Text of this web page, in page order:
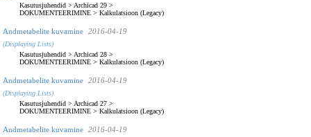
Kasutusjuhendid > Archicad 29 >
DOKUMENTEERIMINE > Kalkulatsioon (Legacy)
Andmetabelite kuvamine 2016-04-19
(Displaying Lists)
Kasutusjuhendid > Archicad 28 >
DOKUMENTEERIMINE > Kalkulatsioon (Legacy)
Andmetabelite kuvamine 2016-04-19
(Displaying Lists)
Kasutusjuhendid > Archicad 27 >
DOKUMENTEERIMINE > Kalkulatsioon (Legacy)
Andmetabelite kuvamine 2016-04-19